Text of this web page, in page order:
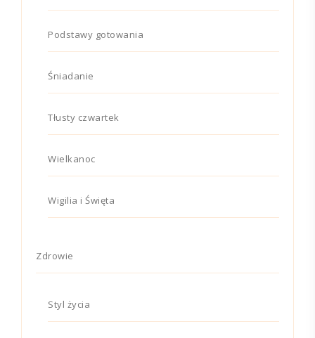
Podstawy gotowania
Śniadanie
Tłusty czwartek
Wielkanoc
Wigilia i Święta
Zdrowie
Styl życia